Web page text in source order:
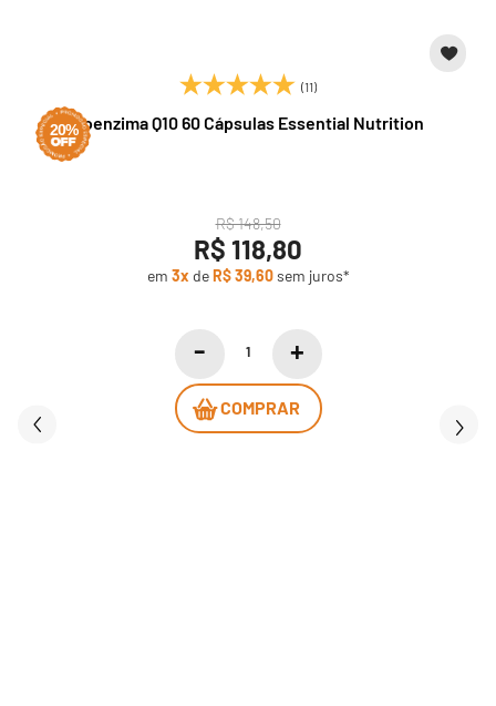
20%
(11)
Coenzima Q10 60 Cápsulas Essential Nutrition
R$ 148,50
R$ 118,80
em 3x deR$ 39,60sem juros*
COMPRAR